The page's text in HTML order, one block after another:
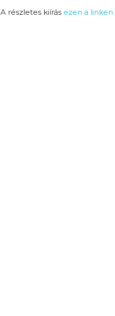
A részletes kiírás ezen a linken